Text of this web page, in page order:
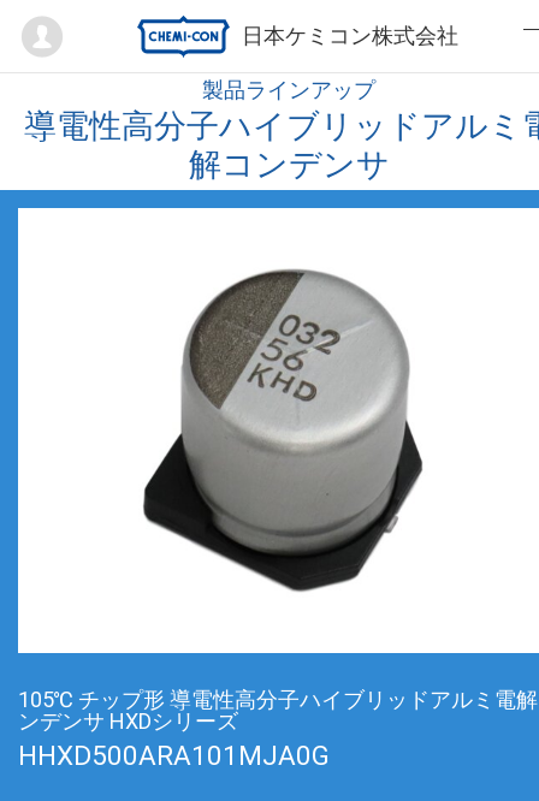
日本ケミコン株式会社
Mypage
製品ラインアップ
導電性高分子ハイブリッドアルミ
解コンデンサ
105℃ チップ形 導電性高分子ハイブリッドアルミ電
ンデンサ HXDシリーズ
HHXD500ARA101MJA0G